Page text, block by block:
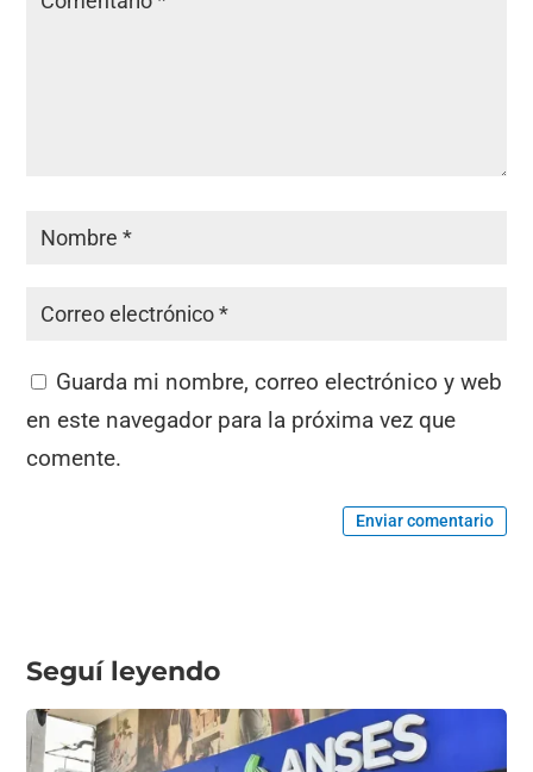
Guarda mi nombre, correo electrónico y web
en este navegador para la próxima vez que
comente.
Enviar comentario
Seguí leyendo